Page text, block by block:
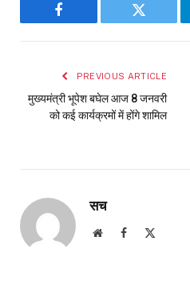
Facebook Twitter
PREVIOUS ARTICLE
मुख्यमंत्री भूपेश बघेल आज 8 जनवरी
को कई कार्यक्रमों में होंगे शामिल
सच
WebsiteFacebook